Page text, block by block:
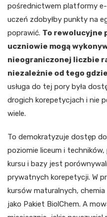
pośrednictwem platformy
uczeń zdobyłby punkty na
poprawić. To rewolucyjne
uczniowie mogą
nieograniczonej liczbie
niezależnie od tego
usługa do tej pory była
drogich korepetycjach i nie
wiele.
To demokratyzuje dostęp
poziomie liceum i
kursu i bazy jest
prywatnych korepetycji. W
kursów maturalnych,
jako Pakiet BiolChem. A